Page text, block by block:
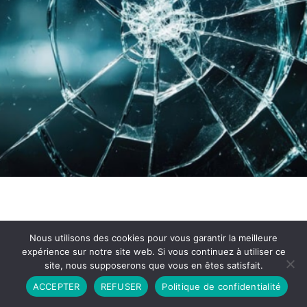
Partenariat Contact
Politique de Confidentialité
CGU
Copyright © 2026 - Propulsé par DIEUDUDIABLE
Nous utilisons des cookies pour vous garantir la meilleure
expérience sur notre site web. Si vous continuez à utiliser ce
site, nous supposerons que vous en êtes satisfait.
ACCEPTER
REFUSER Politique de confidentialité